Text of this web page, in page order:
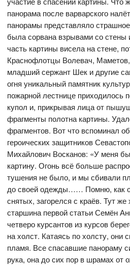
панорама после варварского
панорамы представляло
была сорвана взрывами со стены
часть картины висела на стене,
Краснофлотцы Волевач,
младший сержант Шек и другие
огня уникальный памятник
пожарной лестнице приходилось
купол и, прикрывая лица от
фрагменты полотна картины.
фрагментов. Вот что вспоминал
героических защитников
Михайлович Восканов: «У меня
картину. Огонь всё больше
тушения не было, и мы сбивали
до своей одежды…… Помню, как
снятых, загорелся с краёв. Тут
старшина первой статьи Семён
четверо курсантов из курсов
на холст. Катаясь по холсту, они
пламя. Все спасавшие панораму
рука, она до сих пор в шрамах от